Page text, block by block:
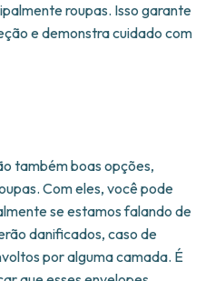
roupas. Isso garante
e demonstra cuidado com
também boas opções,
Com eles, você pode
se estamos falando de
danificados, caso de
por alguma camada. É